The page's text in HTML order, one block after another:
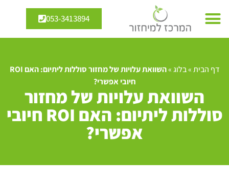
053-3413894
דף הבית»בלוג»
השוואת עלויות של מחזור סוללות ליתיום: האם ROI
חיובי אפשרי?
השוואת עלויות של מחזור
סוללות ליתיום: האם ROI חיובי
אפשרי?